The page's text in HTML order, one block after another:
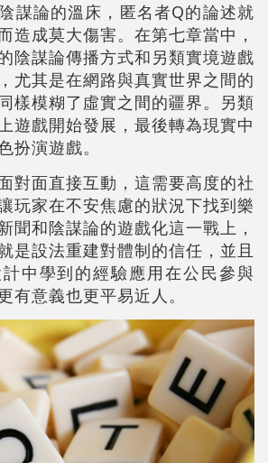
謀論的溫床，匿名者Q的論述就
造成莫大傷害。在第七章當中，
陰謀論傳播方式和另類實境遊戲
尤其是在網路與真實世界之間的
樣模糊了虛實之間的疆界。另類
遊戲開始發展，最後轉為現實中
扮演遊戲。
對面直接互動，這需要高度的社
玩家在不安焦慮的狀況下找到樂
聞和陰謀論的遊戲化這一戰上，
是設法重建對體制的信任，並且
中學到的經驗應用在公民參與
有意義也更平易近人。